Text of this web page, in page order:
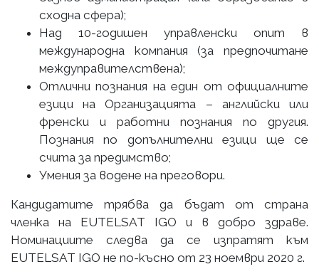
сходна сфера);
Над 10-годишен управленски опит в
международна компания (за предпочитане
междуправителствена);
Отлични познания на един от официалните
езици на Организацията – английски или
френски и работни познания по другия.
Познания по допълнителни езици ще се
счита за предимство;
Умения за водене на преговори.
Кандидатите трябва да бъдат от страна
членка на EUTELSAT IGO и в добро здраве.
Номинациите следва да се изпратят към
EUTELSAT IGO не по-късно от 23 ноември 2020 г.